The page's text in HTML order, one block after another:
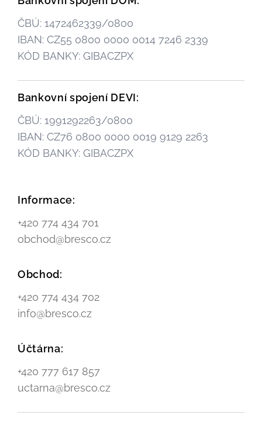
ČBÚ: 1472462339/0800
IBAN: CZ55 0800 0000 0014 7246 2339
KÓD BANKY: GIBACZPX
Bankovní spojení DEVI:
ČBÚ: 1991292263/0800
IBAN: CZ76 0800 0000 0019 9129 2263
KÓD BANKY: GIBACZPX
Informace:
+420 774 434 701
obchod@bresco.cz
Obchod:
+420 774 434 702
info@bresco.cz
Účtárna:
+420 777 617 857
uctarna@bresco.cz